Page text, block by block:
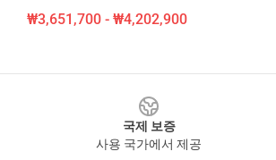
₩3,651,700 - ₩4,202,900
국제 보증
사용 국가에서 제공